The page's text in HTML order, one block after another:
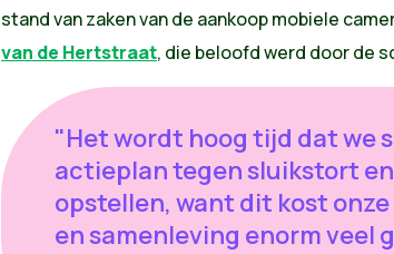
stand van zaken van de aankoop mobiele
van de Hertstraat, die beloofd werd door de
"Het wordt hoog tijd dat we
actieplan tegen sluikstort
opstellen, want dit kost
en samenleving enorm veel